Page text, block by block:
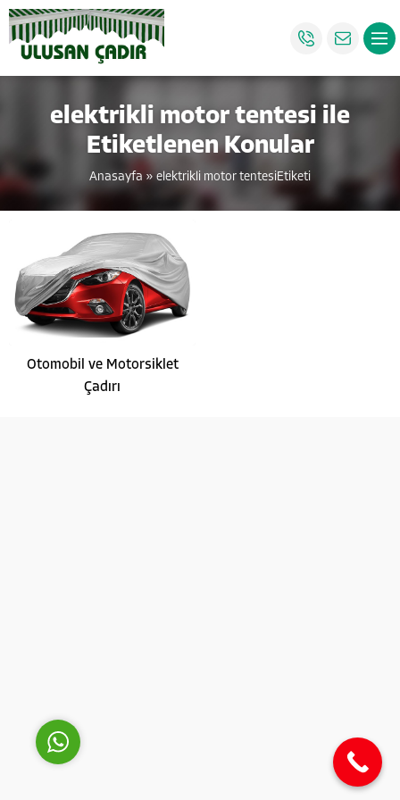
elektrikli motor tentesi ile
Etiketlenen Konular
Anasayfa »elektrikli motor tentesiEtiketi
Otomobil ve Motorsiklet
Çadırı